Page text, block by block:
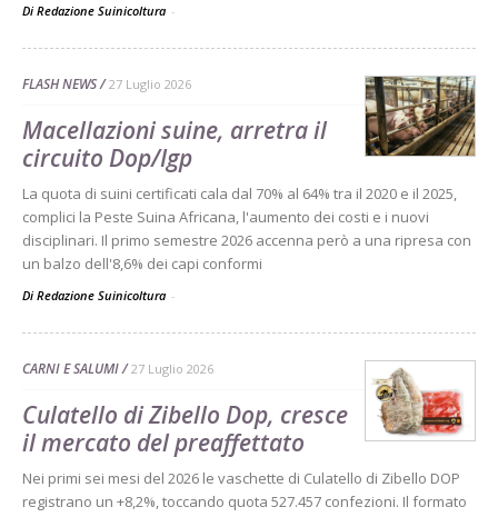
Di Redazione Suinicoltura -
FLASH NEWS 27 Luglio 2026
Macellazioni suine, arretra il
circuito Dop/Igp
La quota di suini certificati cala dal 70% al 64% tra il 2020 e il 2025,
complici la Peste Suina Africana, l'aumento dei costi e i nuovi
disciplinari. Il primo semestre 2026 accenna però a una ripresa con
un balzo dell'8,6% dei capi conformi
Di Redazione Suinicoltura -
CARNI E SALUMI 27 Luglio 2026
Culatello di Zibello Dop, cresce
il mercato del preaffettato
Nei primi sei mesi del 2026 le vaschette di Culatello di Zibello DOP
registrano un +8,2%, toccando quota 527.457 confezioni. Il formato